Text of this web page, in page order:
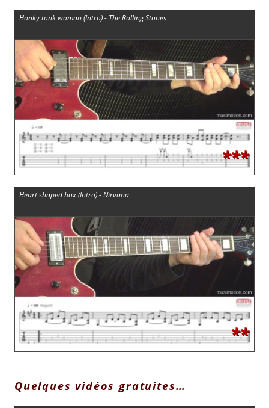
Honky tonk woman (Intro) - The Rolling Stones
***
Heart shaped box (Intro) - Nirvana
**
Quelques vidéos gratuites…